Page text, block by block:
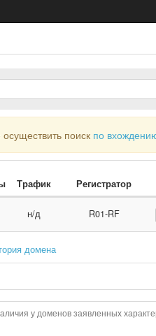
поиск по
Трафик Регистратор
н/д R01-RF
домена
у доменов заявленных